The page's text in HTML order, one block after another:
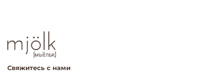
Свяжитесь с нами